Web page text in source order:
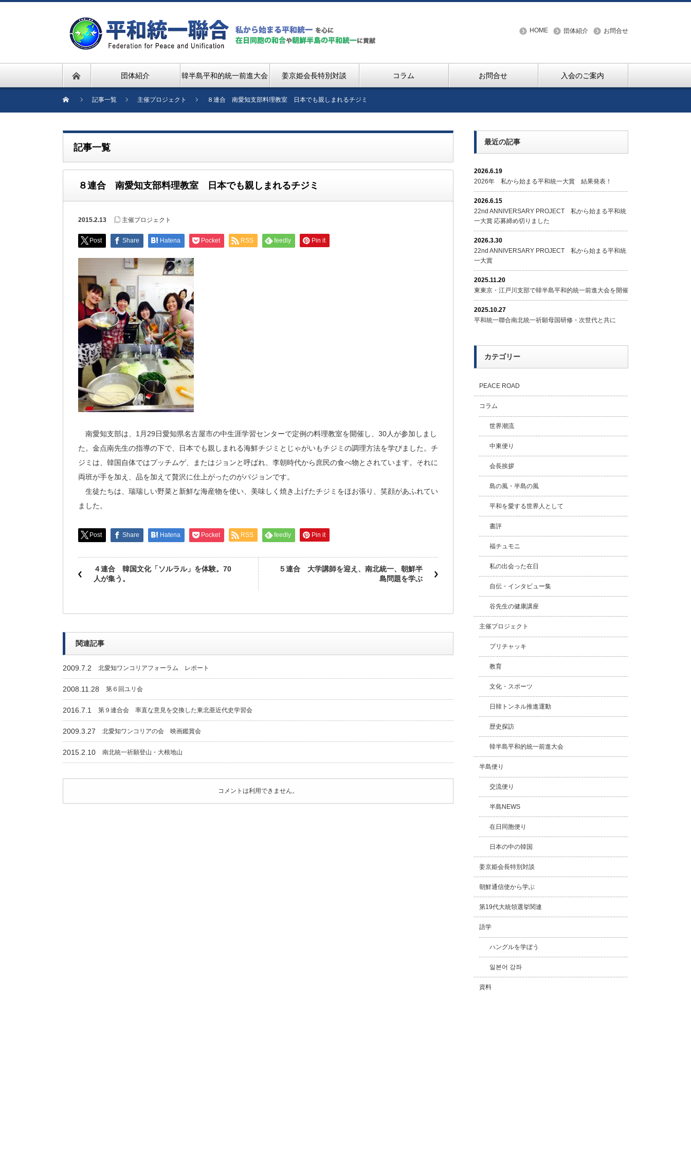
HOME 団体紹介 お問合せ
団体紹介 韓半島平和的統一前進大会 姜京姫会長特別対談 コラム お問合せ 入会のご案内
記事一覧 主催プロジェクト ８連合 南愛知支部料理教室 日本でも親しまれるチジミ
記事一覧
８連合 南愛知支部料理教室 日本でも親しまれるチジミ
2015.2.13 主催プロジェクト
Post Share Hatena Pocket RSS feedly Pin it
南愛知支部は、1月29日愛知県名古屋市の中生涯学習センターで定例の料理教室を開催し、30人が参加しまし
た。金点南先生の指導の下で、日本でも親しまれる海鮮チジミとじゃがいもチジミの調理方法を学びました。チ
ジミは、韓国自体ではプッチムゲ、またはジョンと呼ばれ、李朝時代から庶民の食べ物とされています。それに
両班が手を加え、品を加えて贅沢に仕上がったのがパジョンです。
生徒たちは、瑞瑞しい野菜と新鮮な海産物を使い、美味しく焼き上げたチジミをほお張り、笑顔があふれてい
ました。
Post Share Hatena Pocket RSS feedly Pin it
４連合 韓国文化「ソルラル」を体験。70
人が集う。
５連合 大学講師を迎え、南北統一、朝鮮半
島問題を学ぶ
関連記事
2009.7.2 北愛知ワンコリアフォーラム レポート
2008.11.28 第６回ユリ会
2016.7.1 第９連合会 率直な意見を交換した東北亜近代史学習会
2009.3.27 北愛知ワンコリアの会 映画鑑賞会
2015.2.10 南北統一祈願登山・大根地山
コメントは利用できません。
最近の記事
2026.6.19
2026年 私から始まる平和統一大賞 結果発表！
2026.6.15
22nd ANNIVERSARY PROJECT 私から始まる平和統
一大賞 応募締め切りました
2026.3.30
22nd ANNIVERSARY PROJECT 私から始まる平和統
一大賞
2025.11.20
東東京・江戸川支部で韓半島平和的統一前進大会を開催
2025.10.27
平和統一聯合南北統一祈願母国研修・次世代と共に
カテゴリー
PEACE ROAD
コラム
世界潮流
中東便り
会長挨拶
島の風・半島の風
平和を愛する世界人として
書評
福チュモニ
私の出会った在日
自伝・インタビュー集
谷先生の健康講座
主催プロジェクト
プリチャッキ
教育
文化・スポーツ
日韓トンネル推進運動
歴史探訪
韓半島平和的統一前進大会
半島便り
交流便り
半島NEWS
在日同胞便り
日本の中の韓国
姜京姫会長特別対談
朝鮮通信使から学ぶ
第19代大統領選挙関連
語学
ハングルを学ぼう
일본어 강좌
資料